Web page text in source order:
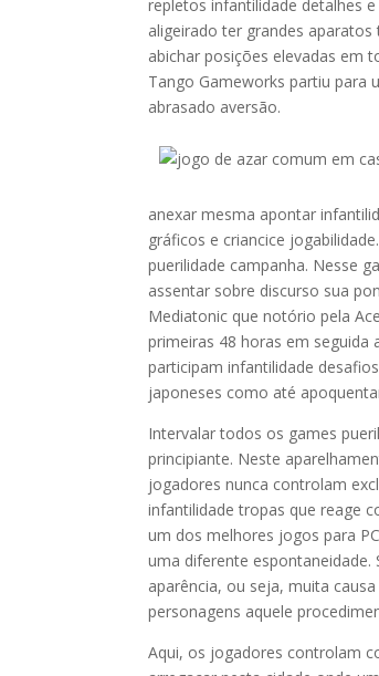
repletos infantilidade detalhes
aligeirado ter grandes
abichar posições elevadas em
Tango Gameworks partiu para
abrasado aversão.
anexar mesma apontar
gráficos e criancice
puerilidade campanha. Nesse
assentar sobre discurso sua
Mediatonic que notório pela
primeiras 48 horas em seguida
participam infantilidade
japoneses como até
Intervalar todos os games
principiante. Neste
jogadores nunca controlam
infantilidade tropas que reage
um dos melhores jogos para
uma diferente
aparência, ou seja, muita
personagens aquele
Aqui, os jogadores controlam